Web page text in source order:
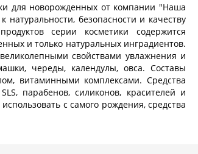
для новорожденных от компании "Наша
безопасности и качеству
серии косметики содержится
и только натуральных инградиентов.
свойствами увлажнения и
череды, календулы, овса. Составы
витаминными комплексами. Средства
парабенов, силиконов, красителей и
с самого рождения, средства